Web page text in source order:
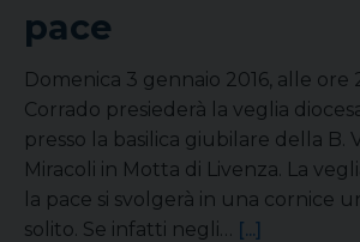
pace
Domenica 3 gennaio 2016, alle ore
Corrado presiederà la veglia
presso la basilica giubilare della B.
Miracoli in Motta di Livenza. La
la pace si svolgerà in una cornice
solito. Se infatti negli… [...]